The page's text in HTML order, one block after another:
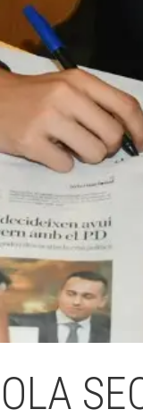
Butlletins
Diari de la Fundació
Fundesplai als mitjans
Xarxes socials